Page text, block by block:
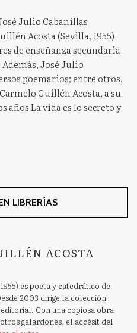
Julio Cabanillas
Acosta (Sevilla, 1955)
de enseñanza secundaria
José Julio
poemarios; entre otros,
Guillén Acosta, a su
años La vida es lo secreto y
LIBRERÍAS
ACOSTA
es poeta y catedrático de
2003 dirige la colección
Con una copiosa obra
galardones, el accésit del